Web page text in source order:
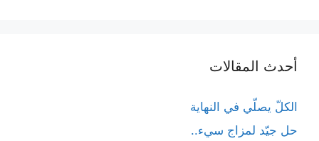
أحدث المقالات
الكلّ يصلّي في النهاية
حل جيّد لمزاج سيء..